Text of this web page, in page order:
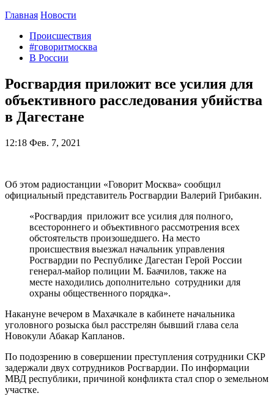
Главная Новости
Происшествия
#говоритмосква
В России
Росгвардия приложит все усилия для
объективного расследования убийства
в Дагестане
12:18 Фев. 7, 2021
Об этом радиостанции «Говорит Москва» сообщил
официальный представитель Росгвардии Валерий Грибакин.
«Росгвардия приложит все усилия для полного,
всестороннего и объективного рассмотрения всех
обстоятельств произошедшего. На место
происшествия выезжал начальник управления
Росгвардии по Республике Дагестан Герой России
генерал-майор полиции М. Баачилов, также на
месте находились дополнительно сотрудники для
охраны общественного порядка».
Накануне вечером в Махачкале в кабинете начальника
уголовного розыска был расстрелян бывший глава села
Новокули Абакар Капланов.
По подозрению в совершении преступления сотрудники СКР
задержали двух сотрудников Росгвардии. По информации
МВД республики, причиной конфликта стал спор о земельном
участке.